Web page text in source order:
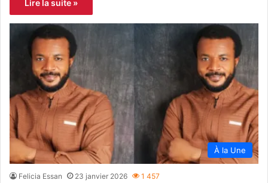
Lire la suite »
À la Une
Felicia Essan 23 janvier 2026 1 457